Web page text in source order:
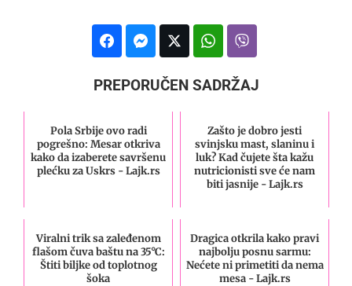
PREPORUČEN SADRŽAJ
Pola Srbije ovo radi
pogrešno: Mesar otkriva
kako da izaberete savršenu
plećku za Uskrs - Lajk.rs
Zašto je dobro jesti
svinjsku mast, slaninu i
luk? Kad čujete šta kažu
nutricionisti sve će nam
biti jasnije - Lajk.rs
Viralni trik sa zaleđenom
flašom čuva baštu na 35°C:
Štiti biljke od toplotnog
šoka
Dragica otkrila kako pravi
najbolju posnu sarmu:
Nećete ni primetiti da nema
mesa - Lajk.rs